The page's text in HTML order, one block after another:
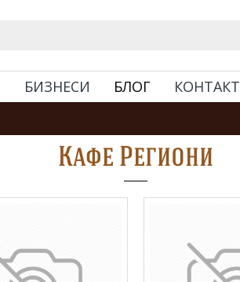
БИЗНЕСИ БЛОГ КОНТАКТ
Кафе Региони